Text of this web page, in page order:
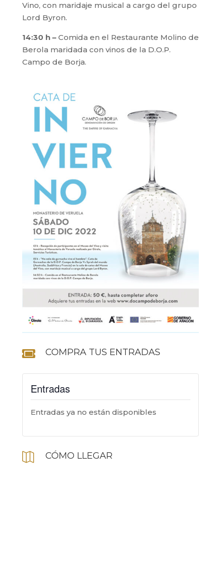
Vino, con maridaje musical a cargo del grupo
Lord Byron.
14:30 h –Comida en el Restaurante Molino de
Berola maridada con vinos de la D.O.P.
Campo de Borja.
 COMPRA TUS ENTRADAS
Entradas
Entradas ya no están disponibles
 CÓMO LLEGAR